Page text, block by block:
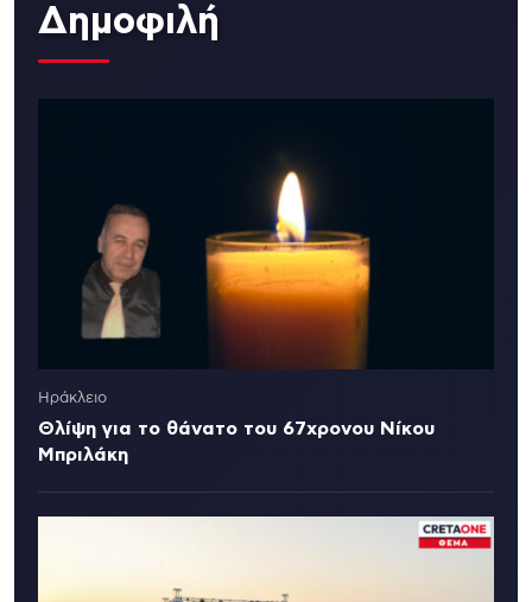
Δημοφιλή
Ηράκλειο
Θλίψη για το θάνατο του 67χρονου Νίκου
Μπριλάκη